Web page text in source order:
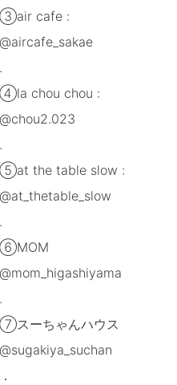
③air cafe :
@aircafe_sakae
.
④la chou chou :
@chou2.023
.
⑤at the table slow :
@at_thetable_slow
.
⑥MOM
@mom_higashiyama
.
⑦スーちゃんハウス
@sugakiya_suchan
．